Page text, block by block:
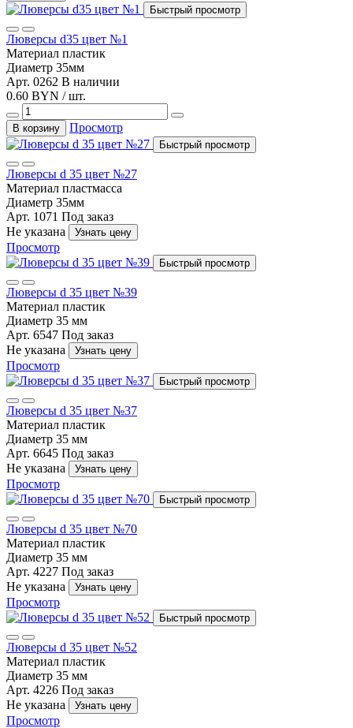
Быстрый просмотр
Люверсы d35 цвет №1
Материал пластик
Диаметр 35мм
Арт. 0262 В наличии
0.60 BYN / шт.
В корзину Просмотр
Быстрый просмотр
Люверсы d 35 цвет №27
Материал пластмасса
Диаметр 35мм
Арт. 1071 Под заказ
Не указана
Узнать цену
Просмотр
Быстрый просмотр
Люверсы d 35 цвет №39
Материал пластик
Диаметр 35 мм
Арт. 6547 Под заказ
Не указана
Узнать цену
Просмотр
Быстрый просмотр
Люверсы d 35 цвет №37
Материал пластик
Диаметр 35 мм
Арт. 6645 Под заказ
Не указана
Узнать цену
Просмотр
Быстрый просмотр
Люверсы d 35 цвет №70
Материал пластик
Диаметр 35 мм
Арт. 4227 Под заказ
Не указана
Узнать цену
Просмотр
Быстрый просмотр
Люверсы d 35 цвет №52
Материал пластик
Диаметр 35 мм
Арт. 4226 Под заказ
Не указана
Узнать цену
Просмотр